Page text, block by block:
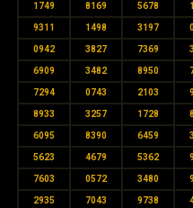
1749 8169 5678
9311 1498 3197
0942 3827 7369
6909 3482 8950
7294 0743 2103
8933 3257 1728
6095 8390 6459
5623 4679 5362
7603 0572 3480
2935 7043 9738